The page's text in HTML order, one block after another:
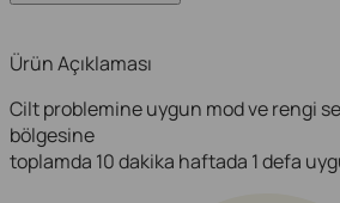
Ürün Açıklaması
Cilt problemine uygun mod ve rengi
bölgesine
toplamda 10 dakika haftada 1 defa